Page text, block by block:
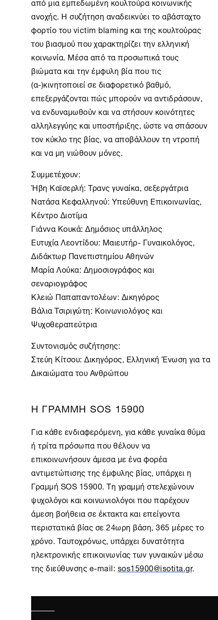
ανοχής. Η συζήτηση αναδεικνύει το αβάσταχτο
φορτίο του victim blaming και της κουλτούρας
του βιασμού που χαρακτηρίζει την ελληνική
κοινωνία. Μέσα από τα προσωπικά τους
βιώματα και την έμφυλη βία που τις
(α-)κινητοποιεί σε διαφορετικό βαθμό,
επεξεργάζονται πώς μπορούν να αντιδράσουν,
να ενδυναμωθούν και να στήσουν κοινότητες
αλληλεγγύης και υποστήριξης, ώστε να σπάσουν
τον κύκλο της βίας, να αποβάλλουν τη ντροπή
και να μη νιώθουν μόνες.
Συμμετέχουν:
Ήβη Καϊσερλή: Τρανς γυναίκα, σεξεργάτρια
Νατάσα Κεφαλληνού: Υπεύθυνη Επικοινωνίας,
Κέντρο Διοτίμα
Γιάννα Κουκά: Δημόσιος υπάλληλος
Ευτυχία Λεοντίδου: Μαιευτήρ- Γυναικολόγος,
Διδάκτωρ Πανεπιστημίου Αθηνών
Μαρία Λούκα: Δημοσιογράφος και
σεναριογράφος
Κλειώ Παπαπαντολέων: Δικηγόρος
Βάλια Τσιριγώτη: Κοινωνιολόγος και
Ψυχοθεραπεύτρια
Συντονισμός συζήτησης:
Στεύη Κίτσου: Δικηγόρος, Ελληνική Ένωση για τα
Δικαιώματα του Ανθρώπου
Η ΓΡΑΜΜΗ SOS 15900
Για κάθε ενδιαφερόμενη, για κάθε γυναίκα θύμα
ή τρίτα πρόσωπα που θέλουν να
επικοινωνήσουν άµεσα µε ένα φορέα
αντιµετώπισης της έµφυλης βίας, υπάρχει η
Γραμμή SOS 15900. Τη γραμμή στελεχώνουν
ψυχολόγοι και κοινωνιολόγοι που παρέχουν
άμεση βοήθεια σε έκτακτα και επείγοντα
περιστατικά βίας σε 24ωρη βάση, 365 µέρες το
χρόνο. Ταυτοχρόνως, υπάρχει δυνατότητα
ηλεκτρονικής επικοινωνίας των γυναικών µέσω
της διεύθυνσης e-mail:sos15900@isotita.gr.